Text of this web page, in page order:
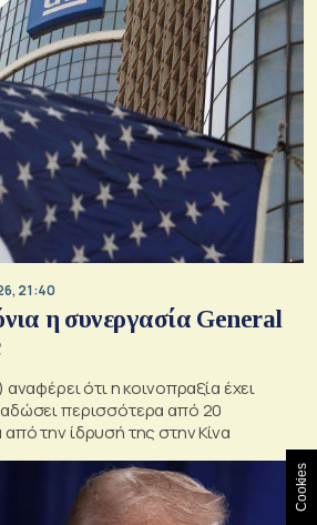
21:40
η συνεργασία General
ότι η κοινοπραξία έχει
περισσότερα από 20
την ίδρυσή της στην Κίνα
Cookies